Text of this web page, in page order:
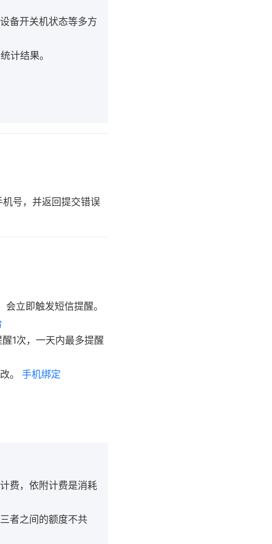
备开关机状态等多方
计结果。
号，并返回提交错误
立即触发短信提醒。
1次，一天内最多提醒
。 手机绑定
费，依附计费是消耗
者之间的额度不共